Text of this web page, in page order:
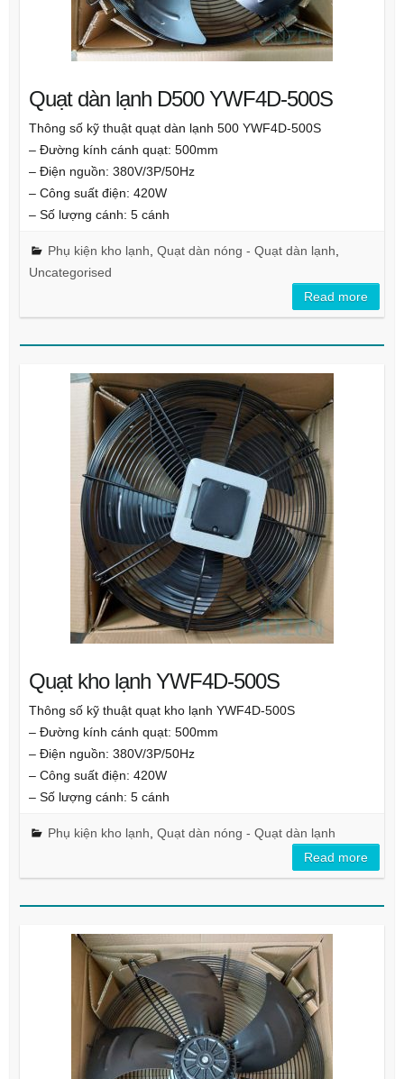
Quạt dàn lạnh D500 YWF4D-500S
Thông số kỹ thuật quạt dàn lạnh 500 YWF4D-500S
– Đường kính cánh quạt: 500mm
– Điện nguồn: 380V/3P/50Hz
– Công suất điện: 420W
– Số lượng cánh: 5 cánh
Phụ kiện kho lạnh Quạt dàn nóng - Quạt dàn lạnh
Uncategorised
Read more
Quạt kho lạnh YWF4D-500S
Thông số kỹ thuật quạt kho lạnh YWF4D-500S
– Đường kính cánh quạt: 500mm
– Điện nguồn: 380V/3P/50Hz
– Công suất điện: 420W
– Số lượng cánh: 5 cánh
Phụ kiện kho lạnh Quạt dàn nóng - Quạt dàn lạnh
Read more